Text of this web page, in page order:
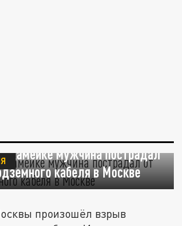
мужчина пострадал
кабеля в Москве
произошёл взрыв